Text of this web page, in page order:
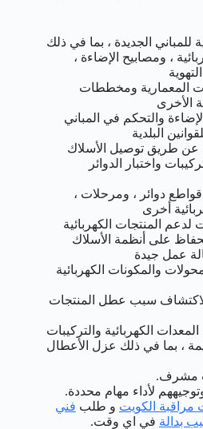
للمباني الجديدة ، بما في ذلك
، ومصابيح الإضاءة ،
المعمارية ومخططات
الأخرى
والتحكم في المباني
البلدية
عن طريق توصيل الأسلاك
واختبار الدوائر
دوائر ، ومرحلات ،
أخرى
المنتجات الكهربائية
على أنظمة الأسلاك
عمل جيدة
والمكونات الكهربائية
لاكتشاف سبب عطل المنتجات
الكهربائية والتركيبات
، بما في ذلك عزل الأعطال
مشرف.
لأداء مهام محددة.
مراقبة الكويت و طلب فني
بدالة في اي وقت.